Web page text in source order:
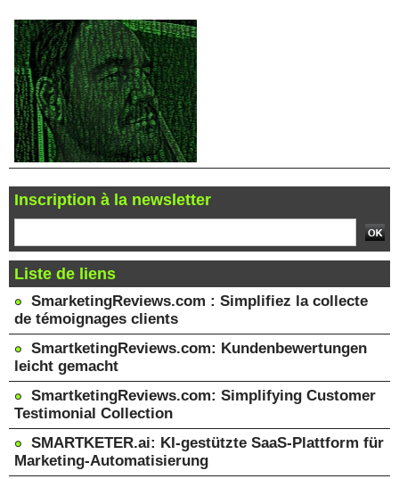
Inscription à la newsletter
Liste de liens
SmarketingReviews.com : Simplifiez la collecte
de témoignages clients
SmartketingReviews.com: Kundenbewertungen
leicht gemacht
SmartketingReviews.com: Simplifying Customer
Testimonial Collection
SMARTKETER.ai: KI-gestützte SaaS-Plattform für
Marketing-Automatisierung